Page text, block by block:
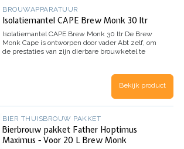
BROUWAPPARATUUR
Isolatiemantel CAPE Brew Monk 30 ltr
Isolatiemantel CAPE Brew Monk 30 ltr De Brew
Monk Cape is ontworpen door vader Abt zelf, om
de prestaties van zijn dierbare brouwketel te
Bekijk product
BIER THUISBROUW PAKKET
Bierbrouw pakket Father Hoptimus
Maximus - Voor 20 L Brew Monk